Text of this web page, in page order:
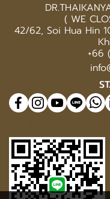
( WE
42/62, Soi Hua Hin
+66